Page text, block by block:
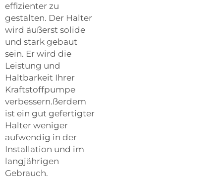
effizienter zu
gestalten. Der Halter
wird äußerst solide
und stark gebaut
sein. Er wird die
Leistung und
Haltbarkeit Ihrer
Kraftstoffpumpe
verbessern.ßerdem
ist ein gut gefertigter
Halter weniger
aufwendig in der
Installation und im
langjährigen
Gebrauch.